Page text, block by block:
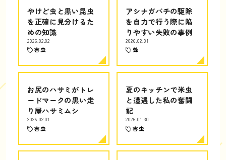
やけど虫と黒い昆虫
を正確に見分けるた
めの知識
2026.02.02
害虫
アシナガバチの駆除
を自力で行う際に陥
りやすい失敗の事例
2026.02.01
蜂
お尻のハサミがトレ
ードマークの黒い走
り屋ハサミムシ
2026.02.01
害虫
夏のキッチンで米虫
と遭遇した私の奮闘
記
2026.01.30
害虫